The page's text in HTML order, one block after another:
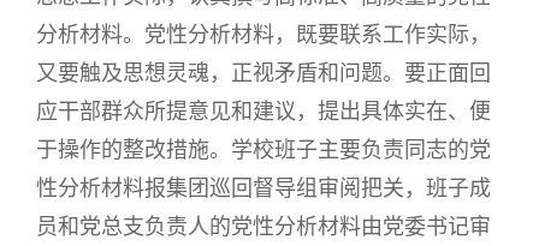
分析材料。党性分析材料，既要联系工作实际，
又要触及思想灵魂，正视矛盾和问题。要正面回
应干部群众所提意见和建议，提出具体实在、便
于操作的整改措施。学校班子主要负责同志的党
性分析材料报集团巡回督导组审阅把关，班子成
员和党总支负责人的党性分析材料由党委书记审